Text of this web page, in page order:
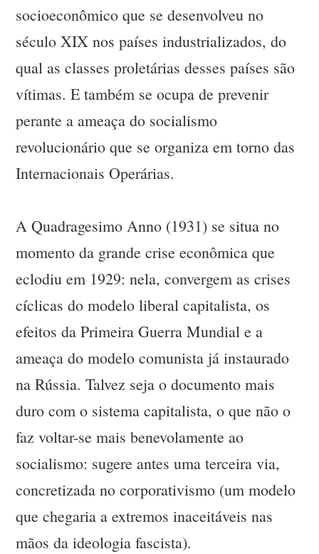
socioeconômico que se desenvolveu no
século XIX nos países industrializados, do
qual as classes proletárias desses países são
vítimas. E também se ocupa de prevenir
perante a ameaça do socialismo
revolucionário que se organiza em torno das
Internacionais Operárias.
A Quadragesimo Anno (1931) se situa no
momento da grande crise econômica que
eclodiu em 1929: nela, convergem as crises
cíclicas do modelo liberal capitalista, os
efeitos da Primeira Guerra Mundial e a
ameaça do modelo comunista já instaurado
na Rússia. Talvez seja o documento mais
duro com o sistema capitalista, o que não o
faz voltar-se mais benevolamente ao
socialismo: sugere antes uma terceira via,
concretizada no corporativismo (um modelo
que chegaria a extremos inaceitáveis nas
mãos da ideologia fascista).